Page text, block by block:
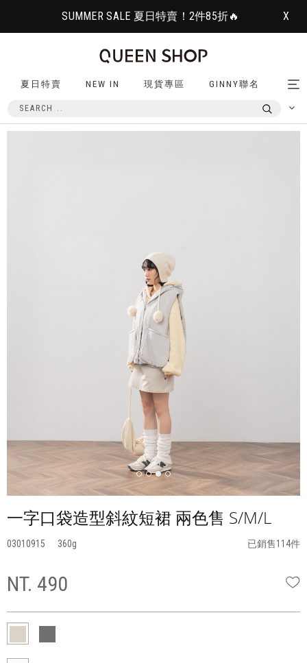
SUMMER SALE 夏日特賣！2件85折🔥 X
夏日特賣 NEW IN 現貨專區 GINNY聯名
一字口袋造型斜紋短裙 兩色售 S/M/L
03010915 360 已銷售114件
NT. 490